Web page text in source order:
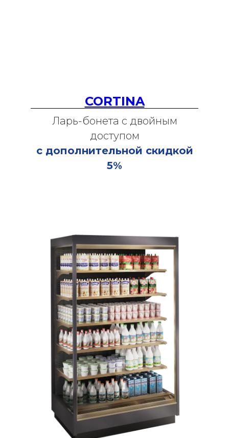
CORTINA
Ларь-бонета с двойным
доступом
с дополнительной скидкой
5%